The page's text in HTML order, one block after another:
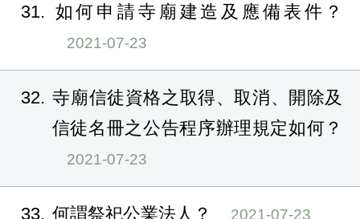
31 如何申請寺廟建造及應備表件？
2021-07-23
32
寺廟信徒資格之取得、取消、開除及
信徒名冊之公告程序辦理規定如何？
2021-07-23
33 何謂祭祀公業法人？ 2021-07-23